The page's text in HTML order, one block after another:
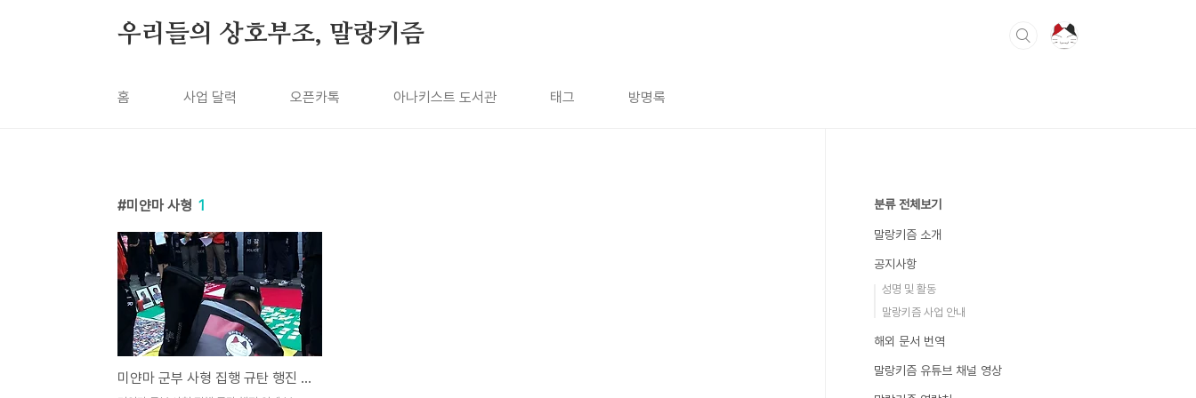
우리들의 상호부조, 말랑키즘
홈 사업 달력 오픈카톡 아나키스트 도서관 태그 방명록
미얀마 사형 1
미얀마 군부 사형 집행 규탄 행진 연대 보고
분류 전체보기
말랑키즘 소개
공지사항
성명 및 활동
말랑키즘 사업 안내
해외 문서 번역
말랑키즘 유튜브 채널 영상